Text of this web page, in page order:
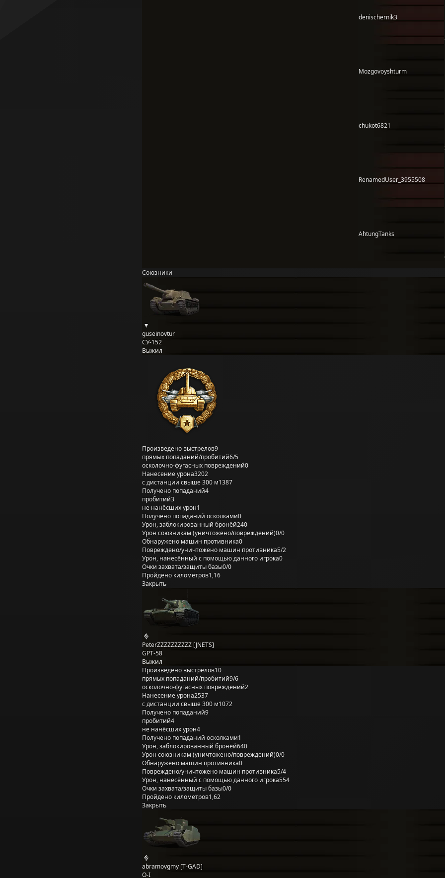
denischernik3
Mozgovoyshturm
chukot6821
RenamedUser_3955508
AhtungTanks
Союзники
guseinovtur
СУ-152
Выжил
Произведено выстрелов9
прямых попаданий/пробитий6/5
осколочно-фугасных повреждений0
Нанесение урона3202
с дистанции свыше 300 м1387
Получено попаданий4
пробитий3
не нанёсших урон1
Получено попаданий осколками0
Урон, заблокированный бронёй240
Урон союзникам (уничтожено/повреждений)0/0
Обнаружено машин противника0
Повреждено/уничтожено машин противника5/2
Урон, нанесённый с помощью данного игрока0
Очки захвата/защиты базы0/0
Пройдено километров1,16
Закрыть
PeterZZZZZZZZZZ [JNETS]
GPT-58
Выжил
Произведено выстрелов10
прямых попаданий/пробитий9/6
осколочно-фугасных повреждений2
Нанесение урона2537
с дистанции свыше 300 м1072
Получено попаданий9
пробитий4
не нанёсших урон4
Получено попаданий осколками1
Урон, заблокированный бронёй640
Урон союзникам (уничтожено/повреждений)0/0
Обнаружено машин противника0
Повреждено/уничтожено машин противника5/4
Урон, нанесённый с помощью данного игрока554
Очки захвата/защиты базы0/0
Пройдено километров1,62
Закрыть
abramovgmy [T-GAD]
O-I